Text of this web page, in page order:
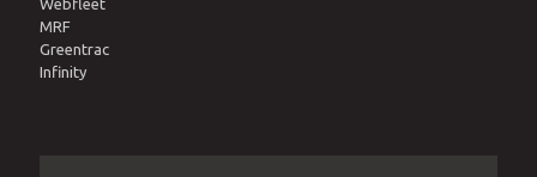
Webfleet
MRF
Greentrac
Infinity